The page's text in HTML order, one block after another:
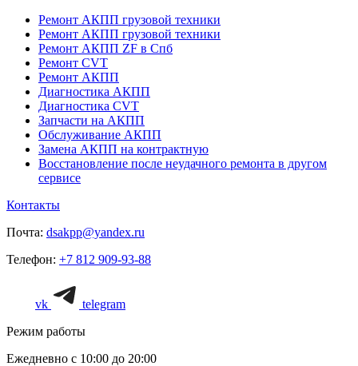
Ремонт АКПП грузовой техники
Ремонт АКПП грузовой техники
Ремонт АКПП ZF в Спб
Ремонт CVT
Ремонт AКПП
Диагностика АКПП
Диагностика CVT
Запчасти на АКПП
Обслуживание АКПП
Замена АКПП на контрактную
Восстановление после неудачного ремонта в другом
сервисе
Контакты
Почта: dsakpp@yandex.ru
Телефон: +7 812 909-93-88
vk
telegram
Режим работы
Ежедневно с 10:00 до 20:00